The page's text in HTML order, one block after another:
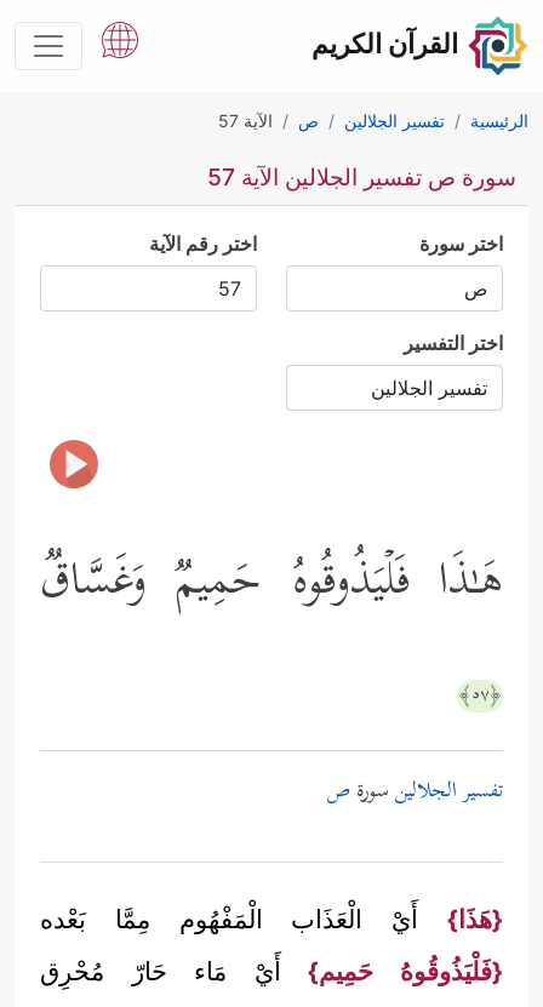
القرآن الكريم
الرئيسية تفسير الجلالين ص الآية 57
سورة ص تفسير الجلالين الآية 57
اختر سورة اختر رقم الآية
اختر التفسير
هَـٰذَا فَلۡیَذُوقُوهُ حَمِیمࣱ وَغَسَّاقࣱ
﴿٥٧﴾
تفسير الجلالينسورة ص
{هَذَا} أَيْ الْعَذَاب الْمَفْهُوم مِمَّا بَعْده
{فَلْيَذُوقُوهُ حَمِيم}أَيْ مَاء حَارّ مُحْرِق